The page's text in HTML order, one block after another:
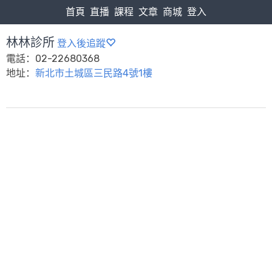
首頁 直播 課程 文章 商城 登入
林林診所 登入後追蹤
電話：02-22680368
地址： 新北市土城區三民路4號1樓